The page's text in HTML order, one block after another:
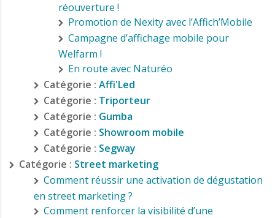
réouverture !
Promotion de Nexity avec l’Affich’Mobile
Campagne d’affichage mobile pour
Welfarm !
En route avec Naturéo
Catégorie : Affi'Led
Catégorie : Triporteur
Catégorie : Gumba
Catégorie : Showroom mobile
Catégorie : Segway
Catégorie : Street marketing
Comment réussir une activation de dégustation
en street marketing ?
Comment renforcer la visibilité d’une